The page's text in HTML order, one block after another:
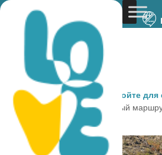
You are here: Home »Откройте для
» Велоспорт
Велосипедный
Пицилия